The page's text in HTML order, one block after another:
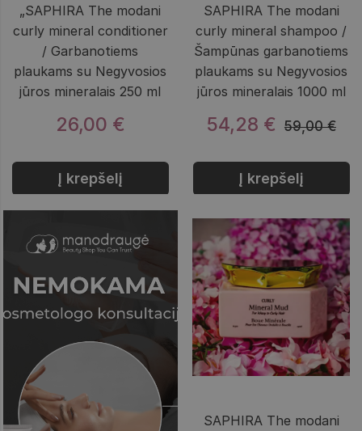
„SAPHIRA The modani
curly mineral conditioner
/ Garbanotiems
plaukams su Negyvosios
jūros mineralais 250 ml
26,00 €
Į krepšelį
SAPHIRA The modani
curly mineral shampoo /
Šampūnas garbanotiems
plaukams su Negyvosios
jūros mineralais 1000 ml
54,28 € 59,00 €
Į krepšelį
SAPHIRA The modani